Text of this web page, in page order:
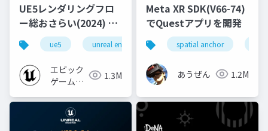
UE5レンダリングフロ
ー総おさらい(2024) 基
礎編！
[CEDEC+KYUSHU
2024]
ue5 unreal engine ue-rendering
エピック
ゲームズ
1.3M
Meta XR SDK(V66-74)
でQuestアプリを開発
spatial anchor
あうぜん 1.2M